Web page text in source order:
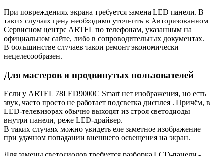
При повреждениях экрана требуется замена LED панели. В
таких случаях цену необходимо уточнить в Авторизованном
Сервисном центре ARTEL по телефонам, указанным на
официальном сайте, либо в сопроводительных документах.
В большинстве случаев такой ремонт экономически
нецелесообразен.
Для мастеров и продвинутых пользователей
Если у ARTEL 78LED9000C Smart нет изображения, но есть
звук, часто просто не работает подсветка дисплея . Причём, в
LED-телевизорах обычно выходят из строя светодиоды
внутри панели, реже LED-драйвер.
В таких случаях можно увидеть еле заметное изображение
при удачном попадании внешнего освещения на экран.